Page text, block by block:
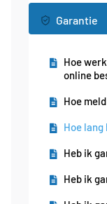
Kan ik
Hoe
Wat zijn
Wanneer
Kan ik
Garantie
Hoe
online
Hoe
Hoe
Heb ik
Heb ik